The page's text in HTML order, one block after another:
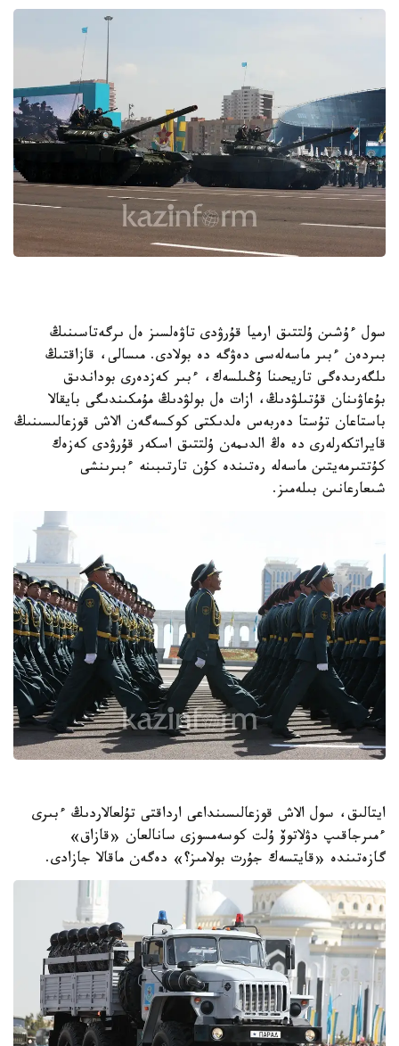
سول ءۇشىن ۇلتتىق ارميا قۇرۋدى تاۋەلسىز ەل ىرگەتاسىنىڭ
بىردەن ءبىر ماسەلەسى دەۋگە دە بولادى. مىسالى، قازاقتىڭ
ىلگەرىدەگى تاريحىنا ۇڭىلسەك، ءبىر كەزدەرى بوداندىق
بۇعاۋىنان قۇتىلۋدىڭ، ازات ەل بولۋدىڭ مۇمكىندىگى بايقالا
باستاعان تۇستا دەربەس ەلدىكتى كوكسەگەن الاش قوزعالىسىنىڭ
قايراتكەرلەرى دە ەڭ الدىمەن ۇلتتىق اسكەر قۇرۋدى كەزەك
كۇتتىرمەيتىن ماسەلە رەتىندە كۇن تارتىبىنە ءبىرىنشى
شىعارعانىن بىلەمىز.
ايتالىق، سول الاش قوزعالىسىنداعى ارداقتى تۇلعالاردىڭ ءبىرى
ءمىرجاقىپ دۋلاتوۆ ۇلت كوسەمسوزى سانالعان «قازاق»
گازەتىندە «قايتسەك جۇرت بولامىز؟» دەگەن ماقالا جازادى.